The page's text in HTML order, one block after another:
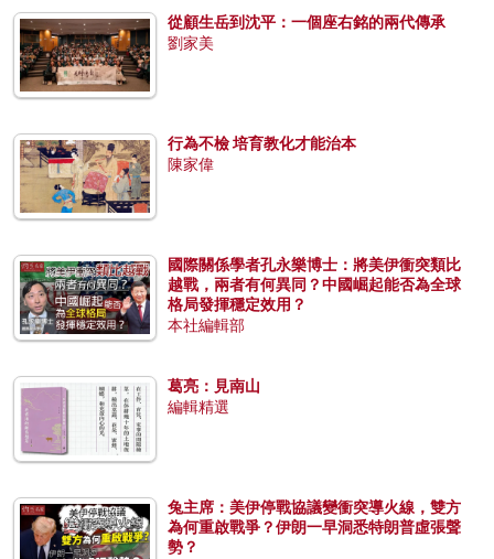
從顧生岳到沈平：一個座右銘的兩代傳承
劉家美
行為不檢 培育教化才能治本
陳家偉
國際關係學者孔永樂博士：將美伊衝突類比
越戰，兩者有何異同？中國崛起能否為全球
格局發揮穩定效用？
本社編輯部
葛亮：見南山
編輯精選
兔主席：美伊停戰協議變衝突導火線，雙方
為何重啟戰爭？伊朗一早洞悉特朗普虛張聲
勢？